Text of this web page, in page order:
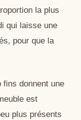
la plus
qui laisse une
pour que la
fins donnent une
est
plus présents